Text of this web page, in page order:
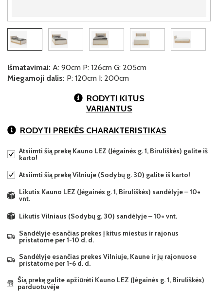
Išmatavimai: A: 90cm P: 126cm G: 205cm
Miegamoji dalis: P: 120cm I: 200cm
RODYTI KITUS
VARIANTUS
RODYTI PREKĖS CHARAKTERISTIKAS
Atsiimti šią prekę Kauno LEZ (Jėgainės g. 1, Biruliškės) galite iš
karto!
Atsiimti šią prekę Vilniuje (Sodybų g. 30) galite iš karto!
Likutis Kauno LEZ (Jėgainės g. 1, Biruliškės) sandėlyje – 10+
vnt.
Likutis Vilniaus (Sodybų g. 30) sandėlyje – 10+ vnt.
Sandėlyje esančias prekes į kitus miestus ir rajonus
pristatome per 1-10 d. d.
Sandėlyje esančias prekes Vilniuje, Kaune ir jų rajonuose
pristatome per 1-6 d. d.
Šią prekę galite apžiūrėti Kauno LEZ (Jėgainės g. 1, Biruliškės)
parduotuvėje